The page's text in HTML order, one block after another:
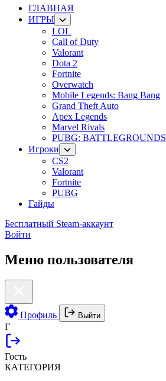
ГЛАВНАЯ
ИГРЫ
LOL
Call of Duty
Valorant
Dota 2
Fortnite
Overwatch
Mobile Legends: Bang Bang
Grand Theft Auto
Apex Legends
Marvel Rivals
PUBG: BATTLEGROUNDS
Игроки
CS2
Valorant
Fortnite
PUBG
Гайды
Бесплатный Steam-аккаунт
Войти
Меню пользователя
Профиль Выйти
Г
Гость
КАТЕГОРИЯ